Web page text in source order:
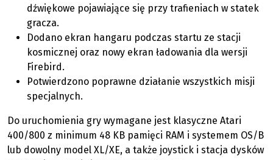
dźwiękowe pojawiające się przy trafieniach w statek
gracza.
Dodano ekran hangaru podczas startu ze stacji
kosmicznej oraz nowy ekran ładowania dla wersji
Firebird.
Potwierdzono poprawne działanie wszystkich misji
specjalnych.
Do uruchomienia gry wymagane jest klasyczne Atari
400/800 z minimum 48 KB pamięci RAM i systemem OS/B
lub dowolny model XL/XE, a także joystick i stacja dysków